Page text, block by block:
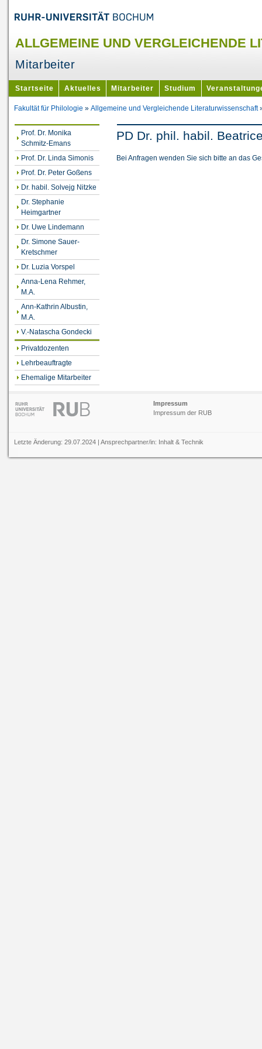
ALLGEMEINE UND VERGLEICHENDE
Mitarbeiter
Startseite Aktuelles Mitarbeiter Studium
Fakultät für Philologie »Allgemeine und Vergleichende Literaturwissenschaft
Prof. Dr. Monika
Schmitz-Emans
Prof. Dr. Linda Simonis
Prof. Dr. Peter Goßens
Dr. habil. Solvejg Nitzke
Dr. Stephanie
Heimgartner
Dr. Uwe Lindemann
Dr. Simone Sauer-
Kretschmer
Dr. Luzia Vorspel
Anna-Lena Rehmer,
M.A.
Ann-Kathrin Albustin,
M.A.
V.-Natascha Gondecki
Privatdozenten
Lehrbeauftragte
Ehemalige Mitarbeiter
PD Dr. phil. habil.
Bei Anfragen wenden Sie sich bitte an das
Impressum
Impressum der RUB
Letzte Änderung: 29.07.2024 | Ansprechpartner/in: Inhalt &Technik